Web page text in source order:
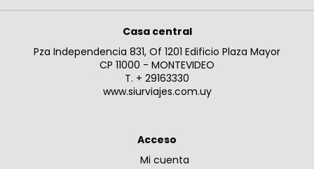
Casa central
Pza Independencia 831, Of 1201 Edificio Plaza Mayor
CP 11000 - MONTEVIDEO
T. + 29163330
www.siurviajes.com.uy
Acceso
Mi cuenta